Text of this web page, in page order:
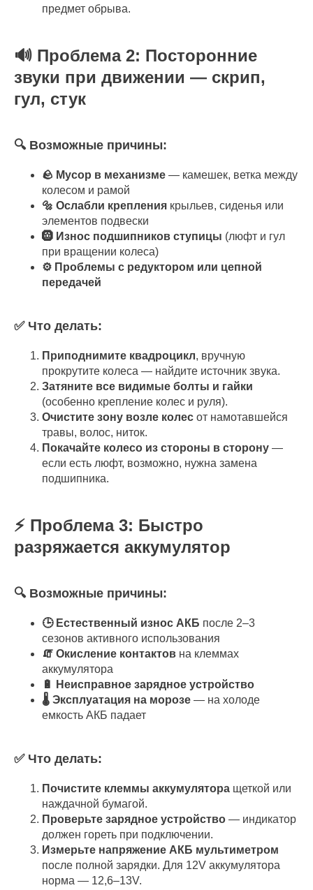
предмет обрыва.
🔊 Проблема 2: Посторонние
звуки при движении — скрип,
гул, стук
🔍 Возможные причины:
🪨 Мусор в механизме — камешек, ветка между
колесом и рамой
🔩 Ослабли крепления крыльев, сиденья или
элементов подвески
🛞 Износ подшипников ступицы (люфт и гул
при вращении колеса)
⚙️ Проблемы с редуктором или цепной
передачей
✅ Что делать:
Приподнимите квадроцикл, вручную
прокрутите колеса — найдите источник звука.
Затяните все видимые болты и гайки
(особенно крепление колес и руля).
Очистите зону возле колес от намотавшейся
травы, волос, ниток.
Покачайте колесо из стороны в сторону —
если есть люфт, возможно, нужна замена
подшипника.
⚡ Проблема 3: Быстро
разряжается аккумулятор
🔍 Возможные причины:
🕒 Естественный износ АКБ после 2–3
сезонов активного использования
🧯 Окисление контактов на клеммах
аккумулятора
🔋 Неисправное зарядное устройство
🌡️ Эксплуатация на морозе — на холоде
емкость АКБ падает
✅ Что делать:
Почистите клеммы аккумулятора щеткой или
наждачной бумагой.
Проверьте зарядное устройство — индикатор
должен гореть при подключении.
Измерьте напряжение АКБ мультиметром
после полной зарядки. Для 12V аккумулятора
норма — 12,6–13V.